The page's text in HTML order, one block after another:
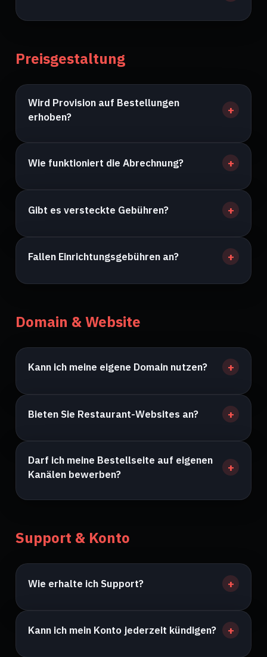
Preisgestaltung
Wird Provision auf Bestellungen
erhoben?
Wie funktioniert die Abrechnung?
Gibt es versteckte Gebühren?
Fallen Einrichtungsgebühren an?
Domain & Website
Kann ich meine eigene Domain nutzen?
Bieten Sie Restaurant-Websites an?
Darf ich meine Bestellseite auf eigenen
Kanälen bewerben?
Support & Konto
Wie erhalte ich Support?
Kann ich mein Konto jederzeit kündigen?